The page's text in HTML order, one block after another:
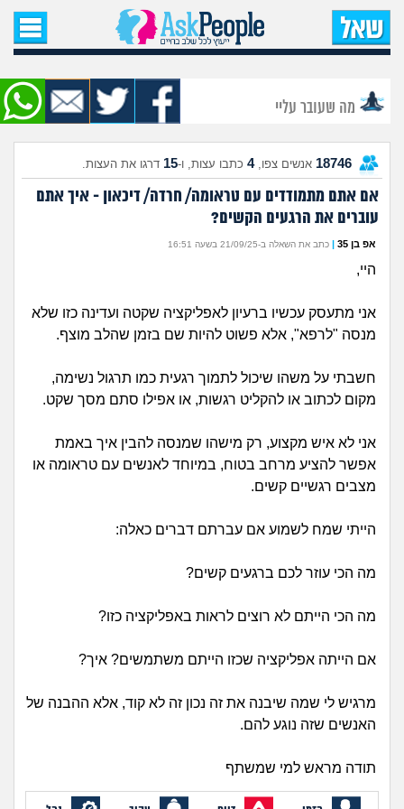
עמוד הבית
שאל שאלה
שאלות חדשות
שאלות שעוררו עניין
מתחם הטיפים
זוגיות
היריון ולידה
חיפוש שאלות
הרשמה | התחברות
מה שעובר עליי
18746 אנשים צפו,4 כתבו עצות, ו-15 דרגו את העצות.
אם אתם מתמודדים עם טראומה/ חרדה/ דיכאון - איך אתם
עוברים את הרגעים הקשים?
אפ בן 35 | כתב את השאלה ב-21/09/25 בשעה 16:51
היי,
אני מתעסק עכשיו ברעיון לאפליקציה שקטה ועדינה כזו שלא
מנסה "לרפא", אלא פשוט להיות שם בזמן שהלב מוצף.
חשבתי על משהו שיכול לתמוך רגעית כמו תרגול נשימה,
מקום לכתוב או להקליט רגשות, או אפילו סתם מסך שקט.
אני לא איש מקצוע, רק מישהו שמנסה להבין איך באמת
אפשר להציע מרחב בטוח, במיוחד לאנשים עם טראומה או
מצבים רגשיים קשים.
הייתי שמח לשמוע אם עברתם דברים כאלה:
מה הכי עוזר לכם ברגעים קשים?
מה הכי הייתם לא רוצים לראות באפליקציה כזו?
אם הייתה אפליקציה שכזו הייתם משתמשים? איך?
מרגיש לי שמה שיבנה את זה נכון זה לא קוד, אלא ההבנה של
האנשים שזה נוגע להם.
תודה מראש למי שמשתף